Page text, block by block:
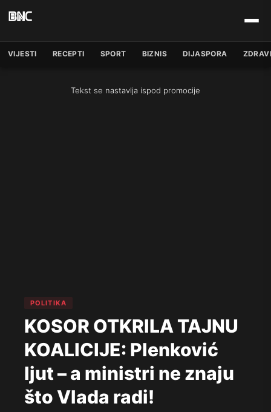
VIJESTI RECEPTI SPORT BIZNIS DIJASPORA
Tekst se nastavlja ispod promocije
POLITIKA
KOSOR OTKRILA TAJNU
KOALICIJE: Plenković
ljut – a ministri ne znaju
što Vlada radi!